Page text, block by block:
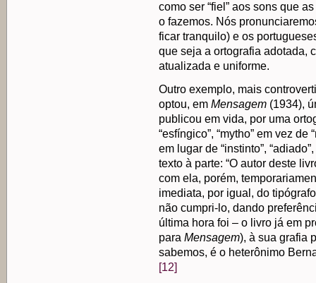
como ser “fiel” aos sons que
o fazemos. Nós
ficar tranquilo) e os
que seja a ortografia adotada,
atualizada e uniforme.
Outro exemplo, mais
optou, em Mensagem (1934),
publicou em vida, por uma
“esfíngico”, “mytho” em vez de
em lugar de “instinto”,
texto à parte: “O autor deste
com ela, porém,
imediata, por igual, do
não cumpri-lo, dando
última hora foi – o livro já em
para Mensagem), à sua grafia
sabemos, é o heterônimo
[12]